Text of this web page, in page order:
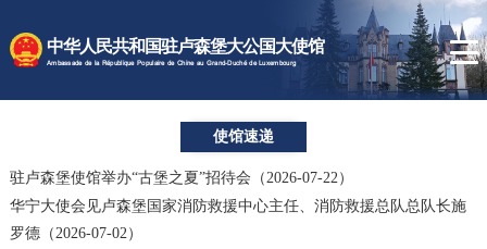
中华人民共和国驻卢森堡大公国大使馆
Ambassade de la République Populaire de Chine au Grand-Duché de Luxembourg
使馆速递
卢森堡概况
领事服务
使馆速递
驻卢森堡使馆举办“古堡之夏”招待会（2026-07-22）
华宁大使会见卢森堡国家消防救援中心主任、消防救援总队总队长施
罗德（2026-07-02）